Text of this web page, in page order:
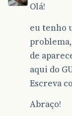
Olá!
eu tenho
de
aqui do
Escreva
Abraço!